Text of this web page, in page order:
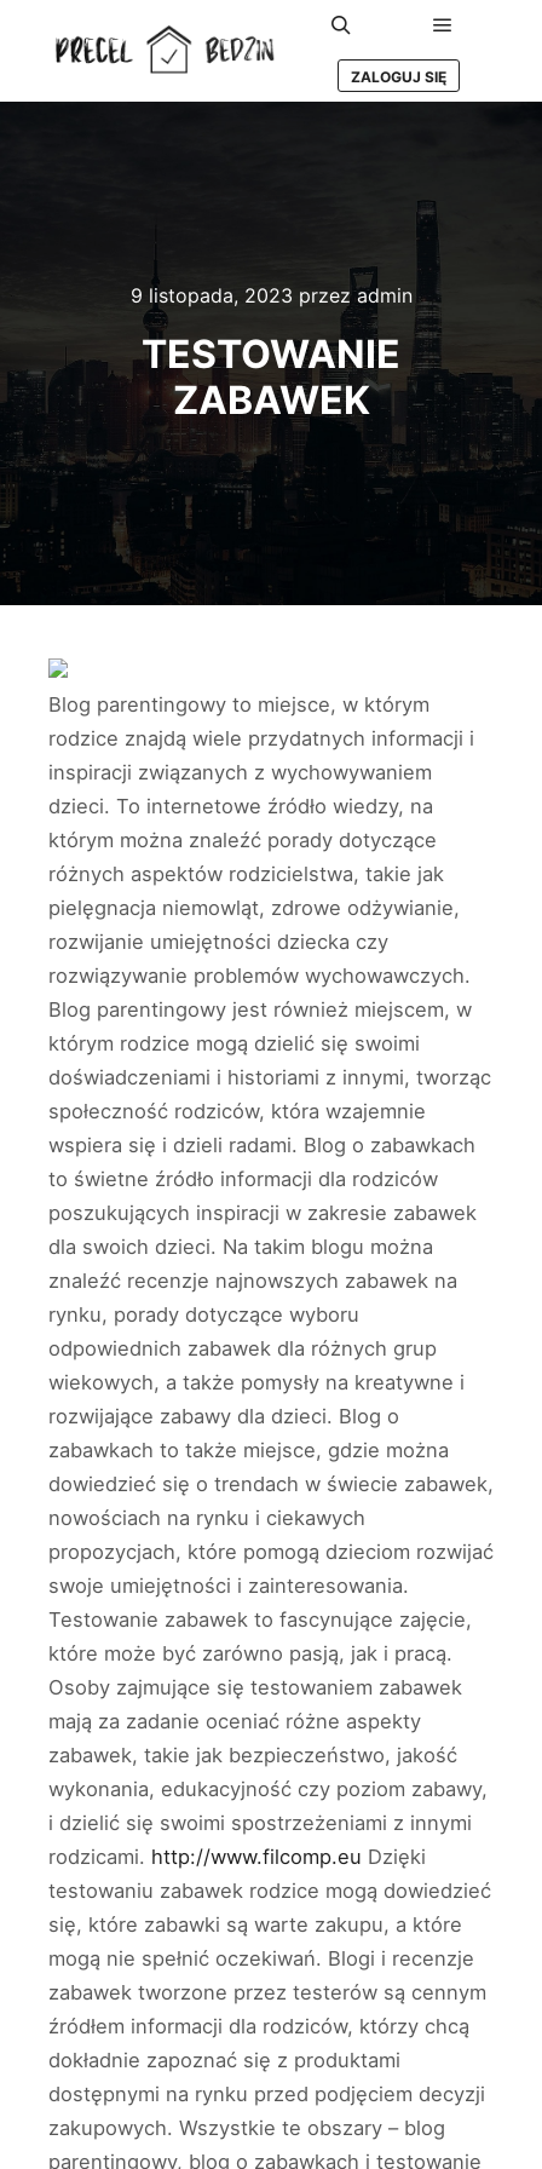
Szukaj Główne
ZALOGUJ SIĘ
9 listopada, 2023 przezadmin
TESTOWANIE
ZABAWEK
Blog parentingowy to miejsce, w którym
rodzice znajdą wiele przydatnych informacji i
inspiracji związanych z wychowywaniem
dzieci. To internetowe źródło wiedzy, na
którym można znaleźć porady dotyczące
różnych aspektów rodzicielstwa, takie jak
pielęgnacja niemowląt, zdrowe odżywianie,
rozwijanie umiejętności dziecka czy
rozwiązywanie problemów wychowawczych.
Blog parentingowy jest również miejscem, w
którym rodzice mogą dzielić się swoimi
doświadczeniami i historiami z innymi, tworząc
społeczność rodziców, która wzajemnie
wspiera się i dzieli radami. Blog o zabawkach
to świetne źródło informacji dla rodziców
poszukujących inspiracji w zakresie zabawek
dla swoich dzieci. Na takim blogu można
znaleźć recenzje najnowszych zabawek na
rynku, porady dotyczące wyboru
odpowiednich zabawek dla różnych grup
wiekowych, a także pomysły na kreatywne i
rozwijające zabawy dla dzieci. Blog o
zabawkach to także miejsce, gdzie można
dowiedzieć się o trendach w świecie zabawek,
nowościach na rynku i ciekawych
propozycjach, które pomogą dzieciom rozwijać
swoje umiejętności i zainteresowania.
Testowanie zabawek to fascynujące zajęcie,
które może być zarówno pasją, jak i pracą.
Osoby zajmujące się testowaniem zabawek
mają za zadanie oceniać różne aspekty
zabawek, takie jak bezpieczeństwo, jakość
wykonania, edukacyjność czy poziom zabawy,
i dzielić się swoimi spostrzeżeniami z innymi
rodzicami. http://www.filcomp.eu Dzięki
testowaniu zabawek rodzice mogą dowiedzieć
się, które zabawki są warte zakupu, a które
mogą nie spełnić oczekiwań. Blogi i recenzje
zabawek tworzone przez testerów są cennym
źródłem informacji dla rodziców, którzy chcą
dokładnie zapoznać się z produktami
dostępnymi na rynku przed podjęciem decyzji
zakupowych. Wszystkie te obszary – blog
parentingowy, blog o zabawkach i testowanie